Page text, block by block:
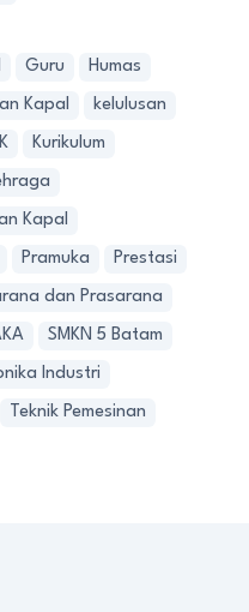
Guru Humas
Kapal kelulusan
Kurikulum
Kapal
Pramuka Prestasi
dan Prasarana
SMKN 5 Batam
Industri
Teknik Pemesinan